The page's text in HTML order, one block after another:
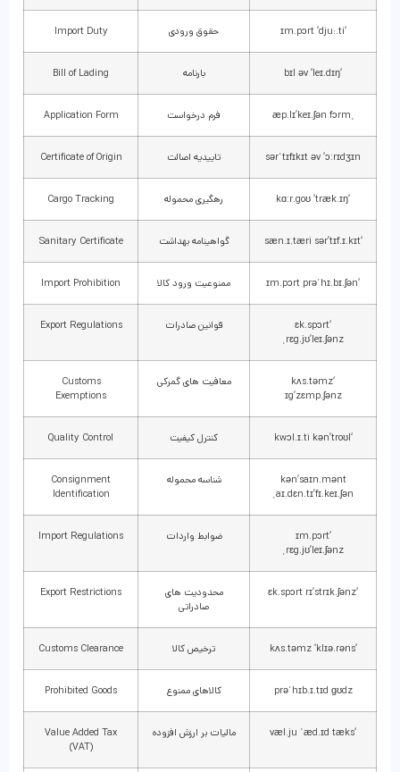
‘ɪm.pɔrt ‘dju:.ti حقوق ورودی Import Duty
‘bɪl əv ‘leɪ.dɪŋ بارنامه Bill of Lading
ˌæp.lɪ’keɪ.ʃən fɔrm فرم درخواست Application Form
sərˈtɪfɪkɪt əv ‘ɔːrɪdʒɪn تاییدیه اصالت Certificate of Origin
‘kɑːr.goʊ ‘træk.ɪŋ رهگیری محموله Cargo Tracking
‘sæn.ɪ.tæri sər’tɪf.ɪ.kɪt گواهینامه بهداشت Sanitary Certificate
‘ɪm.pɔrt prəˈhɪ.bɪ.ʃən ممنوعیت ورود کالا Import Prohibition
‘ɛk.spɔrt
ˌrɛg.jʊ’leɪ.ʃənz
قوانین صادرات Export Regulations
‘kʌs.təmz
ɪg’zɛmp.ʃənz
معافیت های گمرکی
Customs
Exemptions
‘kwɔl.ɪ.ti kən’troʊl کنترل کیفیت Quality Control
kən’saɪn.mənt
ˌaɪ.dɛn.tɪ’fɪ.keɪ.ʃən
شناسه محموله
Consignment
Identification
‘ɪm.pɔrt
ˌrɛg.jʊ’leɪ.ʃənz
ضوابط واردات Import Regulations
‘ɛk.spɔrt rɪ’strɪk.ʃənz
محدودیت های
صادراتی
Export Restrictions
‘kʌs.təmz ‘klɪə.rəns ترخیص کالا Customs Clearance
prəˈhɪb.ɪ.tɪd ɡʊdz کالاهای ممنوع Prohibited Goods
‘væl.ju ˈæd.ɪd tæks مالیات بر ارزش افزوده
Value Added Tax
(VAT)